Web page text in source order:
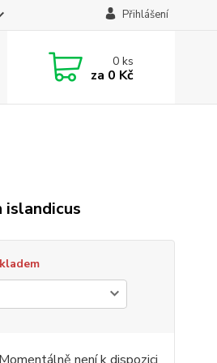
Přihlášení
0ks
za 0 Kč
islandicus